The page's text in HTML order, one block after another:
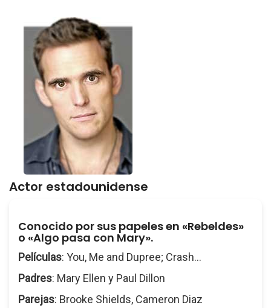
Actor estadounidense
Conocido por sus papeles en «Rebeldes»
o «Algo pasa con Mary».
Películas: You, Me and Dupree; Crash...
Padres: Mary Ellen y Paul Dillon
Parejas: Brooke Shields, Cameron Diaz